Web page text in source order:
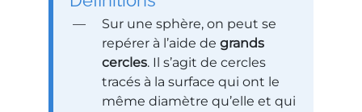
Sur une sphère, on peut se
repérer à l’aide de grands
cercles. Il s’agit de cercles
tracés à la surface qui ont le
même diamètre qu’elle et qui